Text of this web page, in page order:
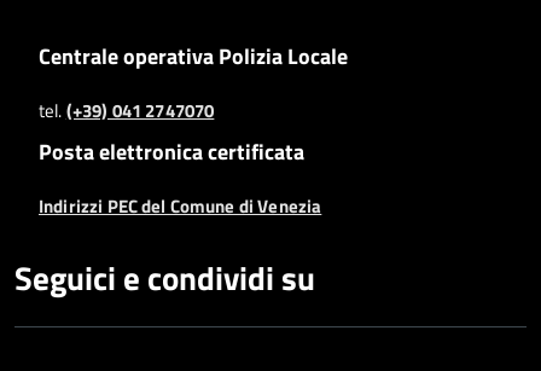
Centrale operativa Polizia Locale
tel.(+39) 041 2747070
Posta elettronica certificata
Indirizzi PEC del Comune di Venezia
Seguici e condividi su